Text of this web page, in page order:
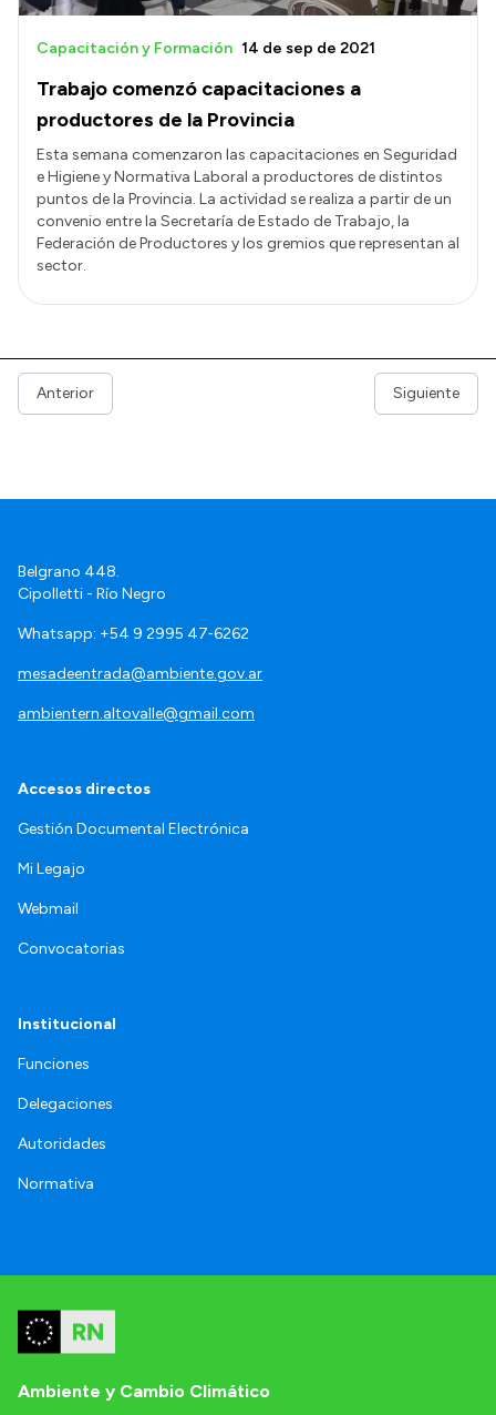
Trabajo comenzó capacitaciones a
productores de la Provincia
Capacitación y Formación 14 de sep de 2021
Esta semana comenzaron las capacitaciones en Seguridad
e Higiene y Normativa Laboral a productores de distintos
puntos de la Provincia. La actividad se realiza a partir de un
convenio entre la Secretaría de Estado de Trabajo, la
Federación de Productores y los gremios que representan al
sector.
Anterior Siguiente
Belgrano 448.
Cipolletti - Río Negro
Whatsapp: +54 9 2995 47‑6262
mesadeentrada@ambiente.gov.ar
ambientern.altovalle@gmail.com
Accesos directos
Gestión Documental Electrónica
Mi Legajo
Webmail
Convocatorias
Institucional
Funciones
Delegaciones
Autoridades
Normativa
Ambiente y Cambio Climático